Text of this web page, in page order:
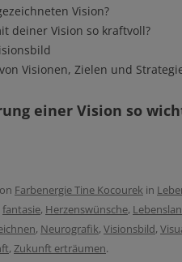
Vision?
deiner Vision so kraftvoll?
Visionen, Zielen und
einer Vision so
Farbenergie Tine Kocourek in
fantasie, Herzenswünsche,
, Neurografik, Visionsbild,
, Zukunft erträumen.